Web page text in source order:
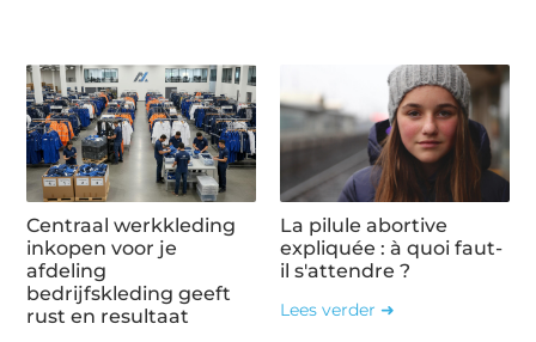
Centraal werkkleding
inkopen voor je
afdeling
bedrijfskleding geeft
rust en resultaat
La pilule abortive
expliquée : à quoi faut-
il s'attendre ?
Lees verder ➜